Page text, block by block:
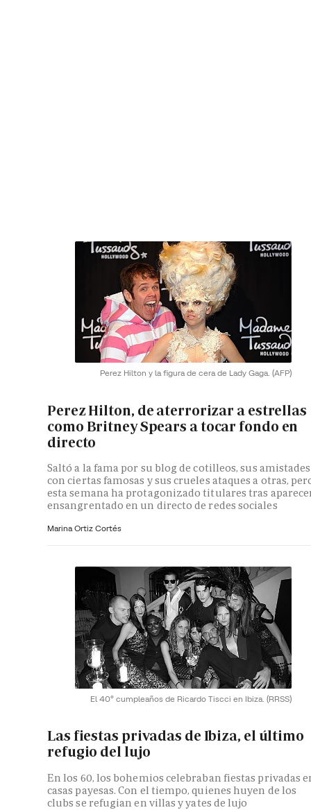
Perez Hilton y la figura de cera de Lady Gaga. (AFP)
Perez Hilton, de aterrorizar a estrellas
como Britney Spears a tocar fondo en
directo
Saltó a la fama por su blog de cotilleos, sus amistades
con ciertas famosas y sus crueles ataques a otras,
esta semana ha protagonizado titulares tras
ensangrentado en un directo de redes sociales
Marina Ortiz Cortés
El 40º cumpleaños de Ricardo Tiscci en Ibiza. (RRSS)
Las fiestas privadas de Ibiza, el último
refugio del lujo
En los 60, los bohemios celebraban fiestas privadas
casas payesas. Con el tiempo, quienes huyen de los
clubs se refugian en villas y yates de lujo